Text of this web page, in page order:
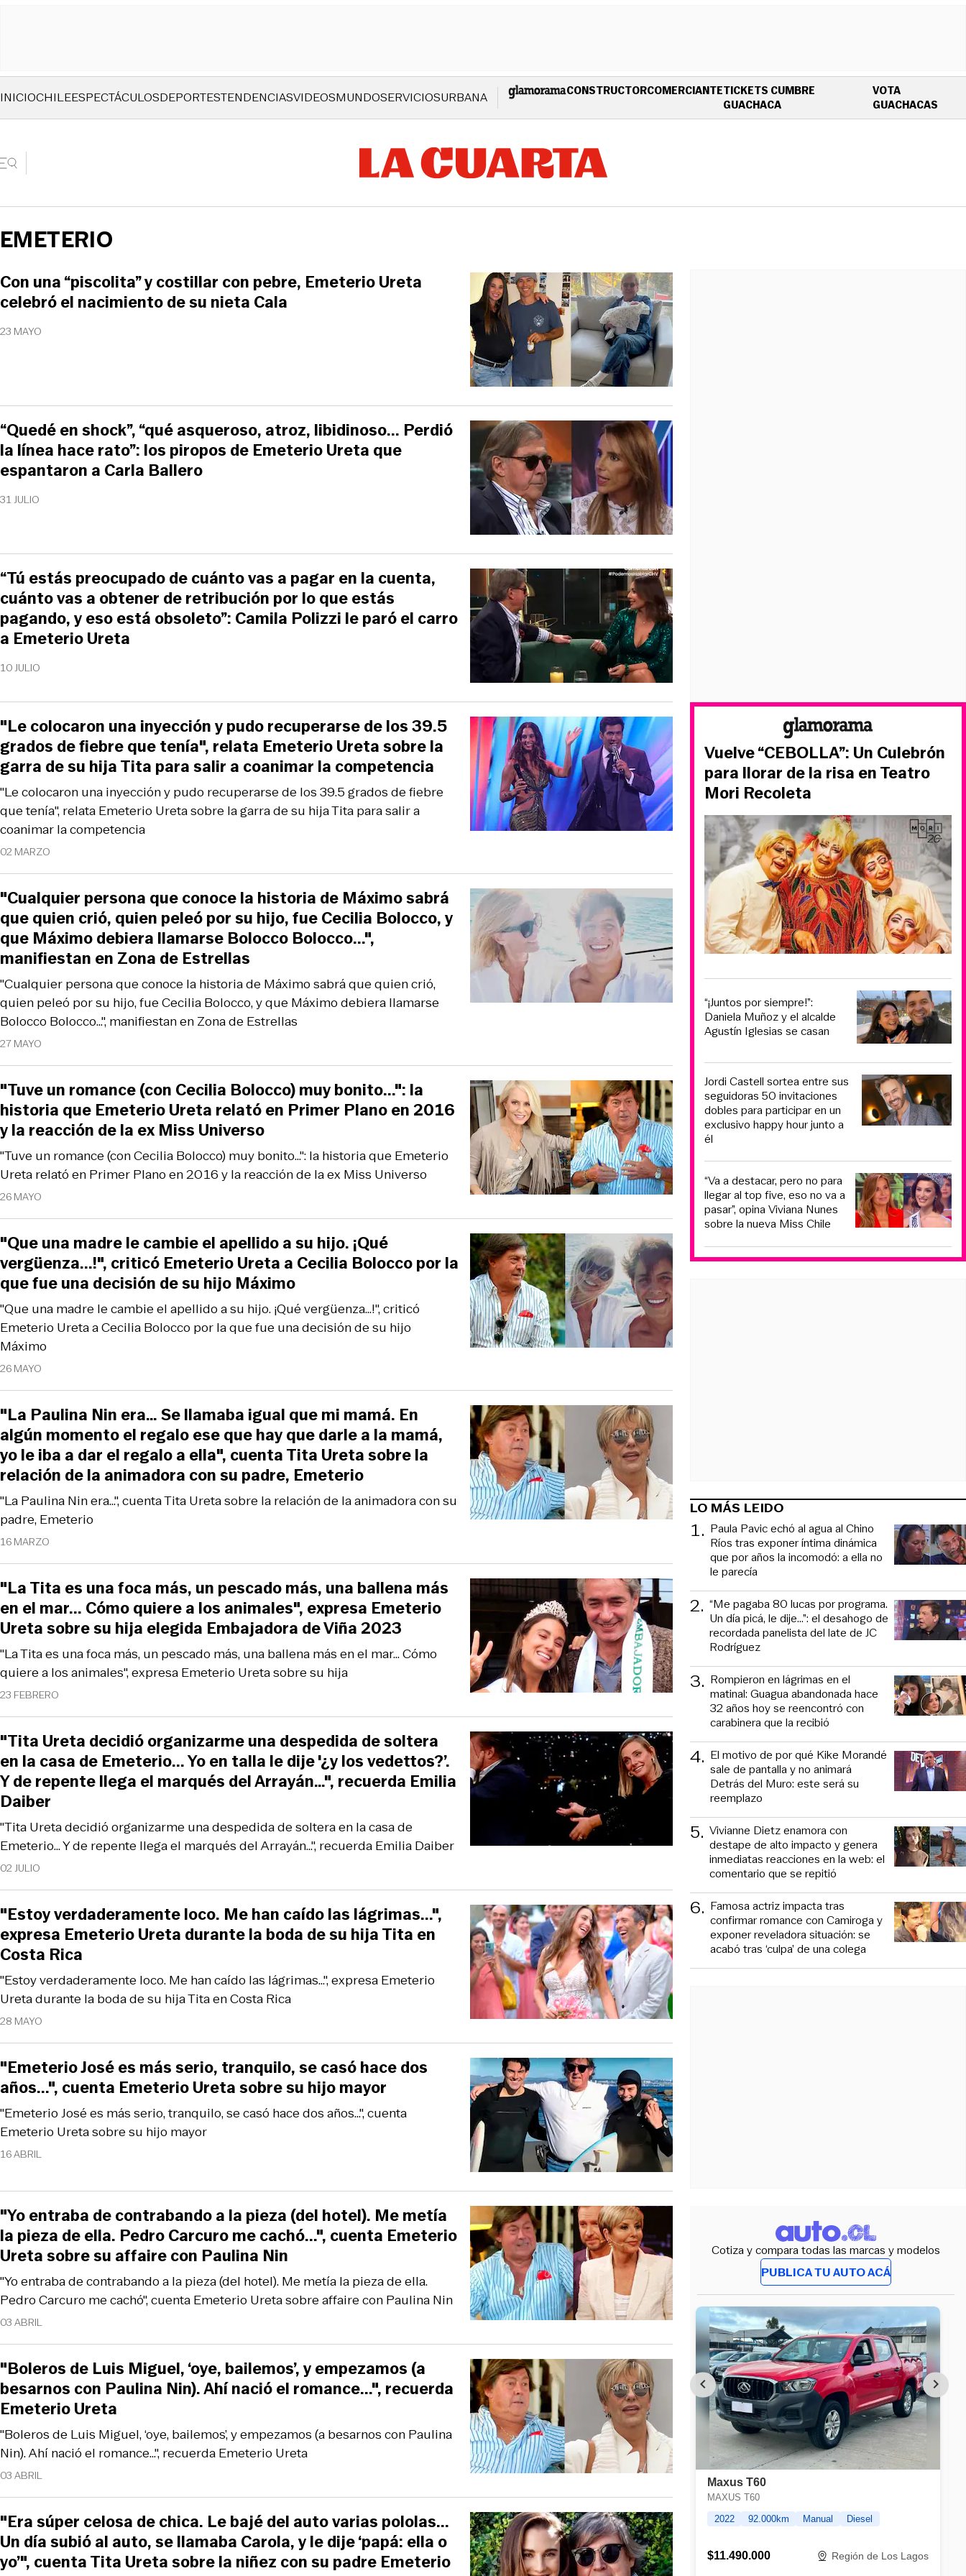
INICIOCHILEESPECTÁCULOSDEPORTESTENDENCIASVIDEOSMUNDOSERVICIOSURBANA CONSTRUCTORCOMERCIANTETICKETS CUMBRE
GUACHACAOPENS IN NEW WINDOW
VOTA
GUACHACAS
EMETERIO
23 MAYO
Con una “piscolita” y costillar con pebre, Emeterio Ureta
celebró el nacimiento de su nieta Cala
31 JULIO
“Quedé en shock”, “qué asqueroso, atroz, libidinoso... Perdió
la línea hace rato”: los piropos de Emeterio Ureta que
espantaron a Carla Ballero
10 JULIO
“Tú estás preocupado de cuánto vas a pagar en la cuenta,
cuánto vas a obtener de retribución por lo que estás
pagando, y eso está obsoleto”: Camila Polizzi le paró el carro
a Emeterio Ureta
02 MARZO
"Le colocaron una inyección y pudo recuperarse de los 39.5 grados de fiebre
que tenía", relata Emeterio Ureta sobre la garra de su hija Tita para salir a
coanimar la competencia
"Le colocaron una inyección y pudo recuperarse de los 39.5
grados de fiebre que tenía", relata Emeterio Ureta sobre la
garra de su hija Tita para salir a coanimar la competencia
27 MAYO
"Cualquier persona que conoce la historia de Máximo sabrá que quien crió,
quien peleó por su hijo, fue Cecilia Bolocco, y que Máximo debiera llamarse
Bolocco Bolocco...", manifiestan en Zona de Estrellas
"Cualquier persona que conoce la historia de Máximo sabrá
que quien crió, quien peleó por su hijo, fue Cecilia Bolocco, y
que Máximo debiera llamarse Bolocco Bolocco...",
manifiestan en Zona de Estrellas
26 MAYO
"Tuve un romance (con Cecilia Bolocco) muy bonito...": la historia que Emeterio
Ureta relató en Primer Plano en 2016 y la reacción de la ex Miss Universo
"Tuve un romance (con Cecilia Bolocco) muy bonito...": la
historia que Emeterio Ureta relató en Primer Plano en 2016
y la reacción de la ex Miss Universo
26 MAYO
"Que una madre le cambie el apellido a su hijo. ¡Qué vergüenza...!", criticó
Emeterio Ureta a Cecilia Bolocco por la que fue una decisión de su hijo
Máximo
"Que una madre le cambie el apellido a su hijo. ¡Qué
vergüenza...!", criticó Emeterio Ureta a Cecilia Bolocco por la
que fue una decisión de su hijo Máximo
16 MARZO
"La Paulina Nin era…", cuenta Tita Ureta sobre la relación de la animadora con su
padre, Emeterio
"La Paulina Nin era… Se llamaba igual que mi mamá. En
algún momento el regalo ese que hay que darle a la mamá,
yo le iba a dar el regalo a ella", cuenta Tita Ureta sobre la
relación de la animadora con su padre, Emeterio
23 FEBRERO
"La Tita es una foca más, un pescado más, una ballena más en el mar... Cómo
quiere a los animales", expresa Emeterio Ureta sobre su hija
"La Tita es una foca más, un pescado más, una ballena más
en el mar... Cómo quiere a los animales", expresa Emeterio
Ureta sobre su hija elegida Embajadora de Viña 2023
02 JULIO
"Tita Ureta decidió organizarme una despedida de soltera en la casa de
Emeterio... Y de repente llega el marqués del Arrayán…", recuerda Emilia Daiber
"Tita Ureta decidió organizarme una despedida de soltera
en la casa de Emeterio... Yo en talla le dije '¿y los vedettos?’.
Y de repente llega el marqués del Arrayán…", recuerda Emilia
Daiber
28 MAYO
"Estoy verdaderamente loco. Me han caído las lágrimas...", expresa Emeterio
Ureta durante la boda de su hija Tita en Costa Rica
"Estoy verdaderamente loco. Me han caído las lágrimas...",
expresa Emeterio Ureta durante la boda de su hija Tita en
Costa Rica
16 ABRIL
"Emeterio José es más serio, tranquilo, se casó hace dos años...", cuenta
Emeterio Ureta sobre su hijo mayor
"Emeterio José es más serio, tranquilo, se casó hace dos
años...", cuenta Emeterio Ureta sobre su hijo mayor
03 ABRIL
"Yo entraba de contrabando a la pieza (del hotel). Me metía la pieza de ella.
Pedro Carcuro me cachó", cuenta Emeterio Ureta sobre affaire con Paulina Nin
"Yo entraba de contrabando a la pieza (del hotel). Me metía
la pieza de ella. Pedro Carcuro me cachó...", cuenta Emeterio
Ureta sobre su affaire con Paulina Nin
03 ABRIL
"Boleros de Luis Miguel, ‘oye, bailemos’, y empezamos (a besarnos con Paulina
Nin). Ahí nació el romance...", recuerda Emeterio Ureta
"Boleros de Luis Miguel, ‘oye, bailemos’, y empezamos (a
besarnos con Paulina Nin). Ahí nació el romance...", recuerda
Emeterio Ureta
"Era súper celosa de chica. Le bajé del auto varias pololas...
Un día subió al auto, se llamaba Carola, y le dije ‘papá: ella o
yo’", cuenta Tita Ureta sobre la niñez con su padre Emeterio
Vuelve “CEBOLLA”: Un Culebrón
para llorar de la risa en Teatro
Mori Recoleta
“¡Juntos por siempre!”:
Daniela Muñoz y el alcalde
Agustín Iglesias se casan
Jordi Castell sortea entre sus
seguidoras 50 invitaciones
dobles para participar en un
exclusivo happy hour junto a
él
“Va a destacar, pero no para
llegar al top five, eso no va a
pasar”, opina Viviana Nunes
sobre la nueva Miss Chile
LO MÁS LEIDO
1. Paula Pavic echó al agua al Chino
Ríos tras exponer íntima dinámica
que por años la incomodó: a ella no
le parecía
2. “Me pagaba 80 lucas por programa.
Un día picá, le dije...”: el desahogo de
recordada panelista del late de JC
Rodríguez
3. Rompieron en lágrimas en el
matinal: Guagua abandonada hace
32 años hoy se reencontró con
carabinera que la recibió
4. El motivo de por qué Kike Morandé
sale de pantalla y no animará
Detrás del Muro: este será su
reemplazo
5. Vivianne Dietz enamora con
destape de alto impacto y genera
inmediatas reacciones en la web: el
comentario que se repitió
6. Famosa actriz impacta tras
confirmar romance con Camiroga y
exponer reveladora situación: se
acabó tras ‘culpa’ de una colega
Cotiza y compara todas las marcas y modelos
PUBLICA TU AUTO ACÁ